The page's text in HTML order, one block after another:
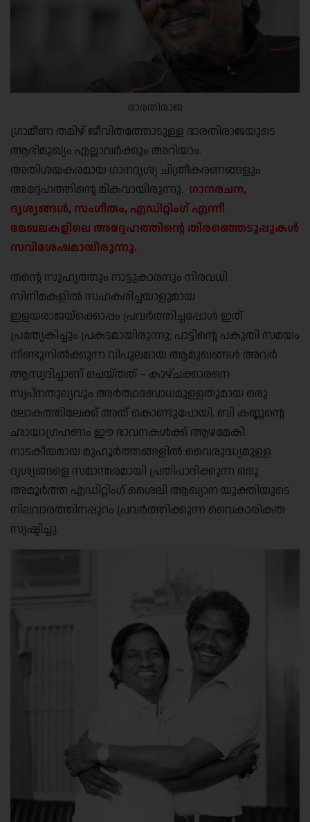
ഭാരതിരാജ
ഗ്രാമീണ തമിഴ് ജീവിതത്തോടുള്ള ഭാരതിരാജയുടെ
ആഭിമുഖ്യം എല്ലാവർക്കും അറിയാം.
അതിശയകരമായ ഗാനദൃശ്യ ചിത്രീകരണങ്ങളും
അദ്ദേഹത്തിന്റെ മികവായിരുന്നു. ഗാനരചന,
ദൃശ്യങ്ങൾ, സംഗീതം, എഡിറ്റിംഗ് എന്നീ
മേഖലകളിലെ അദ്ദേഹത്തിന്റെ തിരഞ്ഞെടുപ്പുകൾ
സവിശേഷമായിരുന്നു.
തന്റെ സുഹൃത്തും നാട്ടുകാരനും നിരവധി
സിനിമകളിൽ സഹകരിച്ചയാളുമായ
ഇളയരാജയ്‌ക്കൊപ്പം പ്രവർത്തിച്ചപ്പോൾ ഇത്
പ്രത്യേകിച്ചും പ്രകടമായിരുന്നു; പാട്ടിന്റെ പകുതി സമയം
നീണ്ടുനിൽക്കുന്ന വിപുലമായ ആമുഖങ്ങൾ അവർ
ആസ്വദിച്ചാണ് ചെയ്തത്‌ – കാഴ്ചക്കാരനെ
സ്വപ്നതുല്യവും അർത്ഥബോധമുള്ളതുമായ ഒരു
ലോകത്തിലേക്ക് അത് കൊണ്ടുപോയി. ബി കണ്ണന്റെ
ഛായാഗ്രഹണം ഈ ഭാവനകള്‍ക്ക് ആഴമേകി.
നാടകീയമായ മുഹൂര്‍ത്തങ്ങളില്‍ വൈരുദ്ധ്യമുള്ള
ദൃശ്യങ്ങളെ സമാന്തരമായി പ്രതിപാദിക്കുന്ന ഒരു
അമൂർത്ത എഡിറ്റിംഗ് ശൈലി ആഖ്യാന യുക്തിയുടെ
നിലവാരത്തിനപ്പുറം പ്രവർത്തിക്കുന്ന വൈകാരികത
സൃഷ്ടിച്ചു.